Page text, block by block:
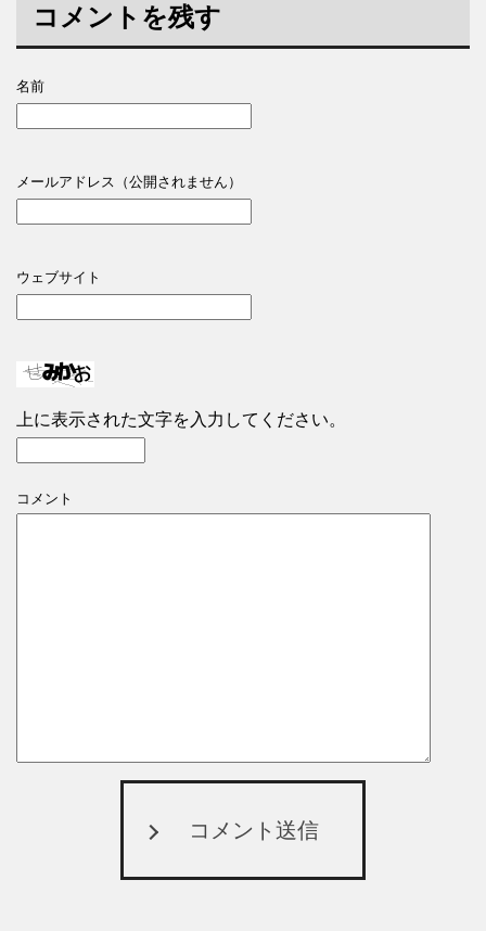
コメントを残す
名前
メールアドレス（公開されません）
ウェブサイト
上に表示された文字を入力してください。
コメント
コメント送信